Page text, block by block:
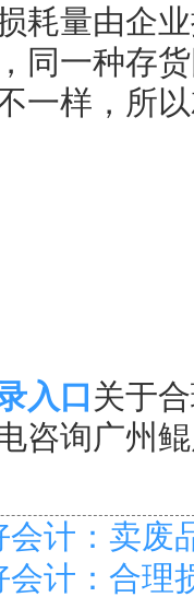
耗量由企
同一种存
一样，所
入口 关于
咨询广州
会计：卖
会计：合